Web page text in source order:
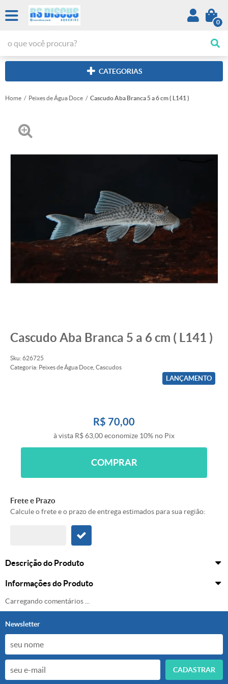
0
CATEGORIAS
Home Peixes de Água Doce Cascudo Aba Branca 5 a 6 cm ( L141 )
Cascudo Aba Branca 5 a 6 cm ( L141 )
Sku: 626725
Categoria: Peixes de Água Doce Cascudos
LANÇAMENTO
R$ 70,00
à vista R$ 63,00economize 10% no Pix
COMPRAR
Frete e Prazo
Calcule o frete e o prazo de entrega estimados para sua região:
Descrição do Produto
Informações do Produto
Carregando comentários ...
Newsletter
CADASTRAR